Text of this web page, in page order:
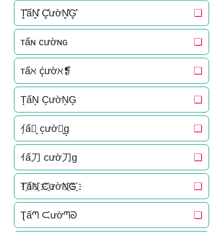
T͓̽ấN͓̽ C͓̽ườN͓̽G͓̽ ❏
ᴛấɴ ᴄườɴɢ ❏
тấℵ ḉườℵ❡ ❏
T̝ấN̝ C̝ườN̝G̝ ❏
ｲ̝ấ刀̝ c̝ườ刀̝g̝ ❏
ｲấ刀 cườ刀g ❏
T҈ấN҈ C҈ườN҈G҈ ❏
Ʈấᘉ ᙅườᘉᘐ ❏